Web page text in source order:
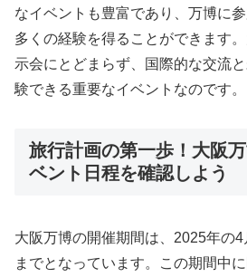
なイベントも豊富であり、万博に
多くの経験を得ることができます
示会にとどまらず、国際的な交流
験できる重要なイベントなのです。
旅行計画の第一歩！大阪
ベント日程を確認しよう
大阪万博の開催期間は、2025年の
までとなっています。この期間中